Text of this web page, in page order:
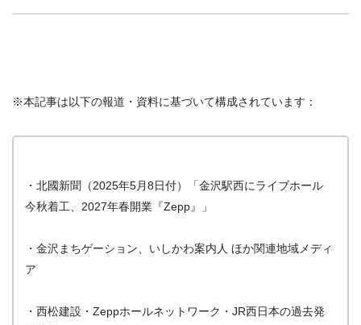
※本記事は以下の報道・資料に基づいて構成されています：
・北國新聞（2025年5月8日付）「金沢駅西にライブホール
今秋着工、2027年春開業『Zepp』」
・金沢まちゲーション、いしかわ案内人 ほか関連地域メディ
ア
・西松建設・Zeppホールネットワーク・JR西日本の過去発